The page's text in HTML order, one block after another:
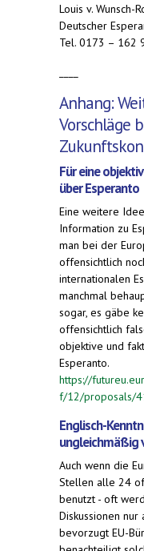
Louis v. Wunsch-
Deutscher
Tel. 0173 – 162
Anhang:
Vorschläge
Für eine
über Esperanto
Eine weitere
Information zu
man bei der
offensichtlich
internationalen
manchmal
sogar, es gäbe
offensichtlich
objektive und
Esperanto.
https://
f/12/proposals/
Englisch-
ungleichmäßig
Auch wenn die
Stellen alle 24
benutzt - oft
Diskussionen nur
bevorzugt EU-